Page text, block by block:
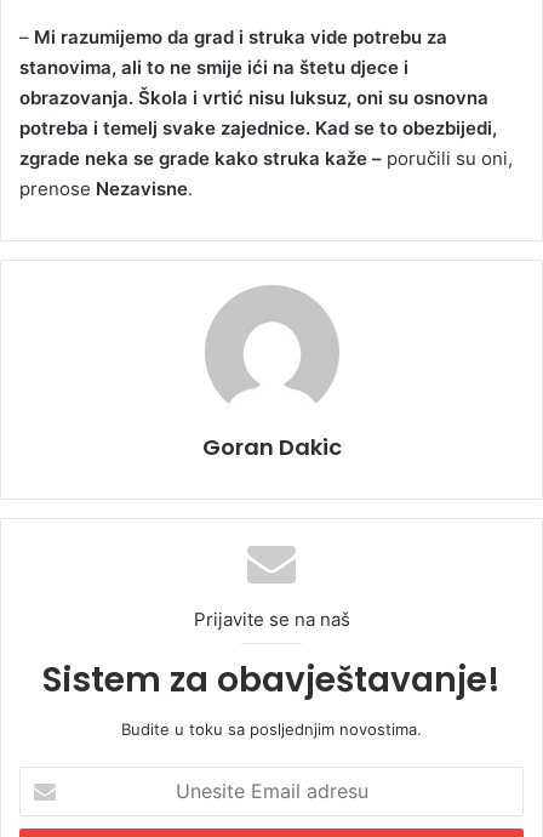
– Mi razumijemo da grad i struka vide potrebu za
stanovima, ali to ne smije ići na štetu djece i
obrazovanja. Škola i vrtić nisu luksuz, oni su osnovna
potreba i temelj svake zajednice. Kad se to obezbijedi,
zgrade neka se grade kako struka kaže – poručili su oni,
prenose Nezavisne.
Goran Dakic
Prijavite se na naš
Sistem za obavještavanje!
Budite u toku sa posljednjim novostima.
e